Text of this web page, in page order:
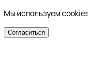
Мы используем
Согласиться